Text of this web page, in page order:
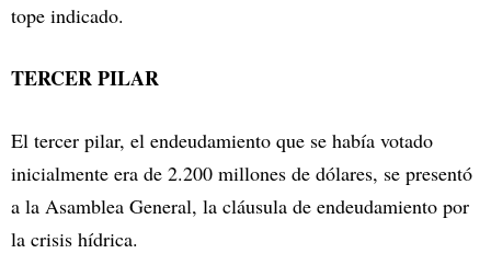
tope indicado.
TERCER PILAR
El tercer pilar, el endeudamiento que se había votado
inicialmente era de 2.200 millones de dólares, se presentó
a la Asamblea General, la cláusula de endeudamiento por
la crisis hídrica.